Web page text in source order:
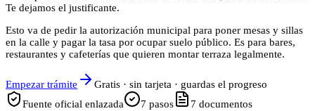
Te dejamos el justificante.
Esto va de pedir la autorización municipal para poner mesas y sillas
en la calle y pagar la tasa por ocupar suelo público. Es para bares,
restaurantes y cafeterías que quieren montar terraza legalmente.
Empezar trámite
Gratis · sin tarjeta · guardas el progreso
Fuente oficial enlazada
7 pasos 7 documentos